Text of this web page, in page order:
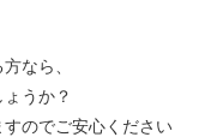
なら、
うか？
のでご安心ください